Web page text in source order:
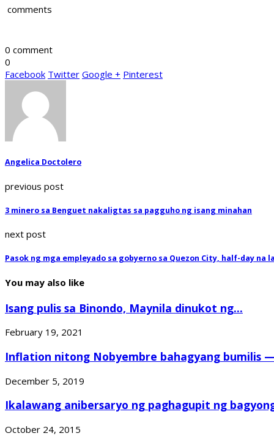
comments
0 comment
0
Facebook Twitter Google + Pinterest
Angelica Doctolero
previous post
3 minero sa Benguet nakaligtas sa pagguho ng isang minahan
next post
Pasok ng mga empleyado sa gobyerno sa Quezon City, half-day na
You may also like
Isang pulis sa Binondo, Maynila dinukot ng...
February 19, 2021
Inflation nitong Nobyembre bahagyang bumilis
December 5, 2019
Ikalawang anibersaryo ng paghagupit ng
October 24, 2015